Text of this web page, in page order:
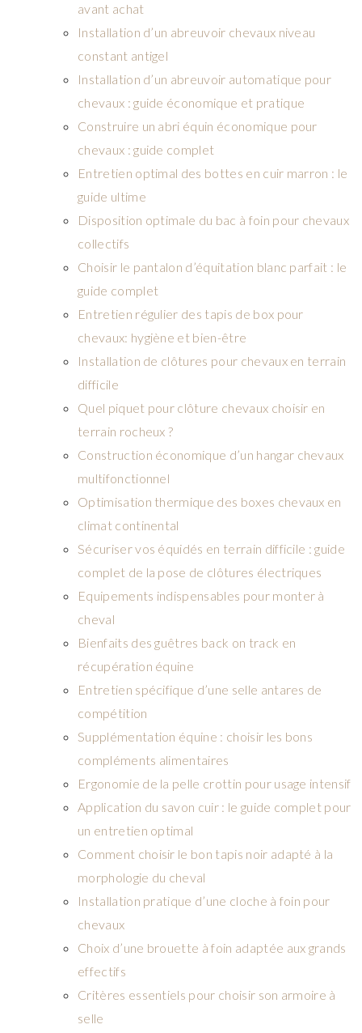
avant achat
Installation d’un abreuvoir chevaux niveau
constant antigel
Installation d’un abreuvoir automatique pour
chevaux : guide économique et pratique
Construire un abri équin économique pour
chevaux : guide complet
Entretien optimal des bottes en cuir marron : le
guide ultime
Disposition optimale du bac à foin pour chevaux
collectifs
Choisir le pantalon d’équitation blanc parfait : le
guide complet
Entretien régulier des tapis de box pour
chevaux: hygiène et bien-être
Installation de clôtures pour chevaux en terrain
difficile
Quel piquet pour clôture chevaux choisir en
terrain rocheux ?
Construction économique d’un hangar chevaux
multifonctionnel
Optimisation thermique des boxes chevaux en
climat continental
Sécuriser vos équidés en terrain difficile : guide
complet de la pose de clôtures électriques
Equipements indispensables pour monter à
cheval
Bienfaits des guêtres back on track en
récupération équine
Entretien spécifique d’une selle antares de
compétition
Supplémentation équine : choisir les bons
compléments alimentaires
Ergonomie de la pelle crottin pour usage intensif
Application du savon cuir : le guide complet pour
un entretien optimal
Comment choisir le bon tapis noir adapté à la
morphologie du cheval
Installation pratique d’une cloche à foin pour
chevaux
Choix d’une brouette à foin adaptée aux grands
effectifs
Critères essentiels pour choisir son armoire à
selle